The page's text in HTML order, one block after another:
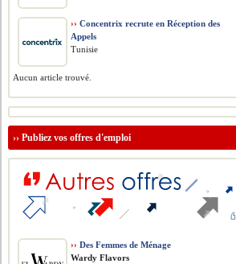
›› Concentrix recrute en Réception des
Appels
Tunisie
Aucun article trouvé.
››Publiez vos offres d'emploi
›› Des Femmes de Ménage
Wardy Flavors